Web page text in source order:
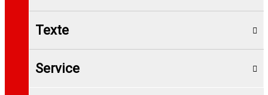
Texte
Service